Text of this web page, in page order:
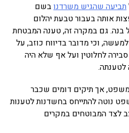
תביעה שהגיש משרדנובשם
אותה בעבור טבעת יהלום
בנה. גם במקרה זה, טענה המבטחת
וכי מדובר בדיווח כוזב, על
לחלוטין ועל אף שלא היה
לטענתה.
אך תיקים דומים שכבר
נוטה להתייחס בחשדנות לטענות
לצד המבוטחים במקרים